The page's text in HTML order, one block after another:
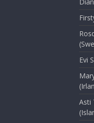
Evi
Asti